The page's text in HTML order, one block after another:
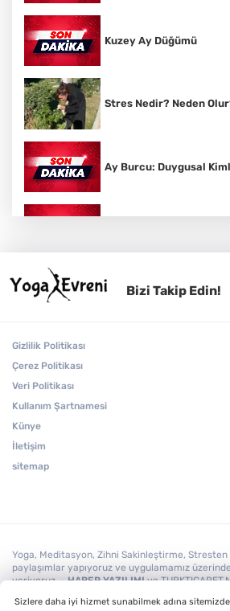
Kuzey Ay Düğümü
Stres Nedir? Neden
Ay Burcu: Duygusal
Sanskritçe: Hint
Solar Plexus: Öz
Bizi Takip Edin!
Gizlilik Politikası
Çerez Politikası
Veri Politikası
Kullanım Şartnamesi
Künye
İletişim
sitemap
Yoga, Meditasyon, Zihni Sakinleştirme, Stresten
paylaşımlar yapıyoruz ve uygulamamız
veriyoruz. -HABER YAZILIMIve
Sizlere daha iyi hizmet sunabilmek adına